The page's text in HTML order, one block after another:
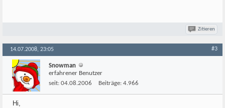
Zitieren
14.07.2008, 23:05 #3
Snowman
erfahrener Benutzer
seit: 04.08.2006 Beiträge: 4.966
Hi,